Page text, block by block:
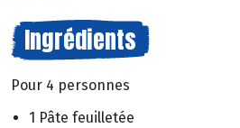
Ingrédients
Pour 4 personnes
1 Pâte feuilletée